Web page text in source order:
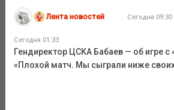
Лента новостей Сегодня 09:30
Сегодня 01:33
Гендиректор ЦСКА Бабаев — об игре с
«Плохой матч. Мы сыграли ниже